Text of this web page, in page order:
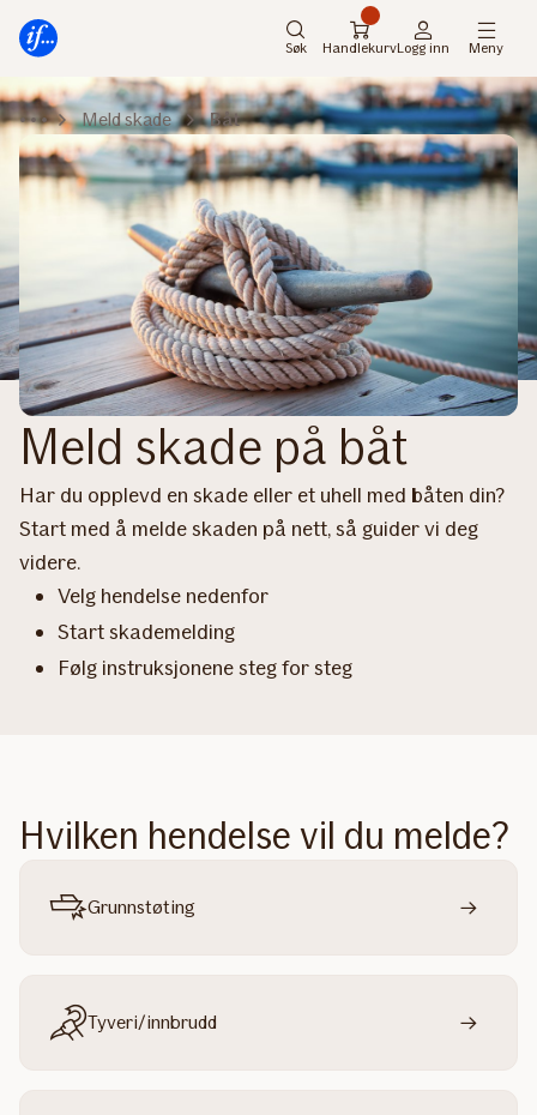
innhold
Søk HandlekurvLogg inn Meny
Meld skade Båt
Meld skade på båt
Har du opplevd en skade eller et uhell med båten din?
Start med å melde skaden på nett, så guider vi deg
videre.
Velg hendelse nedenfor
Start skademelding
Følg instruksjonene steg for steg
Hvilken hendelse vil du melde?
Grunnstøting
Tyveri/innbrudd